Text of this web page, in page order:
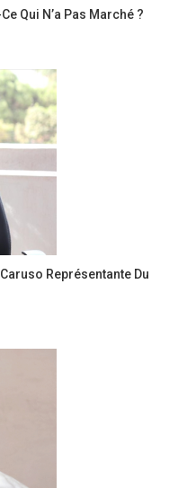
Qui N’a Pas Marché ?
Représentante Du